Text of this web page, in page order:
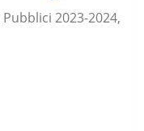
2023-2024,